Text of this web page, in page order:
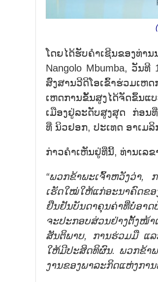
ໂດຍໄດ້ຮັບຄຳເຊີນຂອງທ່າ
Nangolo Mbumba, ວັນ
ສົ່ງສານວີດິໂອເຂົ້າຮ່ວມເ
ເຫດການຂັ້ນສູງໄດ້ຈັດຂຶ້ນແ
ເມືອງຢູ່ລະດັບສູງສຸດ ກ່ອນ
ທີ່ ນິວຢອກ, ປະເທດ ອາເມ
ກ່າວຄຳເຫັນຢູ່ທີ່ນີ້, ທ່ານເລ
“ພວກຂ້າພະເຈົ້າຫວັງວ່າ,
ເຮັດໃໝ່ໃຫ້ແກ່ອະນາຄົດຂ
ຢືນຢັນບັນດາຄຸນຄ່າທີ່ບໍ່ອາ
ຈະປະກອບສ່ວນຢ່າງຕັ້ງໜ້
ສັນຕິພາບ, ການຮ່ວມມື ແລ
ໃຫ້ມີປະສິດທິຜົນ. ພວກຂ້າ
ງານຂອງພາລະກິດແຫ່ງກາ